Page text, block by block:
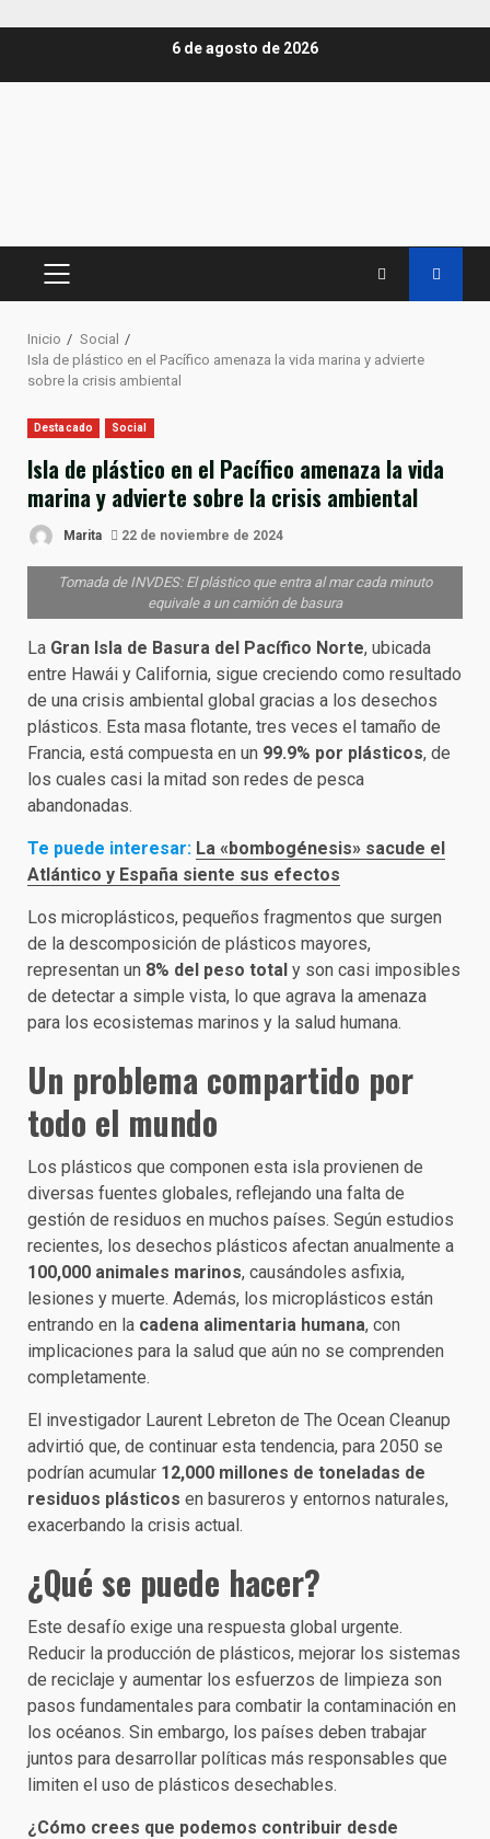
6 de agosto de 2026
MENÚ
Inicio
Social
Isla de plástico en el Pacífico amenaza la vida marina y advierte
sobre la crisis ambiental
Destacado Social
Isla de plástico en el Pacífico amenaza la vida
marina y advierte sobre la crisis ambiental
Marita 22 de noviembre de 2024
Tomada de INVDES: El plástico que entra al mar cada minuto
equivale a un camión de basura
La Gran Isla de Basura del Pacífico Norte, ubicada
entre Hawái y California, sigue creciendo como resultado
de una crisis ambiental global gracias a los desechos
plásticos. Esta masa flotante, tres veces el tamaño de
Francia, está compuesta en un 99.9% por plásticos, de
los cuales casi la mitad son redes de pesca
abandonadas.
Te puede interesar: La «bombogénesis» sacude el
Atlántico y España siente sus efectos
Los microplásticos, pequeños fragmentos que surgen
de la descomposición de plásticos mayores,
representan un 8% del peso total y son casi imposibles
de detectar a simple vista, lo que agrava la amenaza
para los ecosistemas marinos y la salud humana.
Un problema compartido por
todo el mundo
Los plásticos que componen esta isla provienen de
diversas fuentes globales, reflejando una falta de
gestión de residuos en muchos países. Según estudios
recientes, los desechos plásticos afectan anualmente a
100,000 animales marinos, causándoles asfixia,
lesiones y muerte. Además, los microplásticos están
entrando en la cadena alimentaria humana, con
implicaciones para la salud que aún no se comprenden
completamente.
El investigador Laurent Lebreton de The Ocean Cleanup
advirtió que, de continuar esta tendencia, para 2050 se
podrían acumular 12,000 millones de toneladas de
residuos plásticos en basureros y entornos naturales,
exacerbando la crisis actual.
¿Qué se puede hacer?
Este desafío exige una respuesta global urgente.
Reducir la producción de plásticos, mejorar los sistemas
de reciclaje y aumentar los esfuerzos de limpieza son
pasos fundamentales para combatir la contaminación en
los océanos. Sin embargo, los países deben trabajar
juntos para desarrollar políticas más responsables que
limiten el uso de plásticos desechables.
¿Cómo crees que podemos contribuir desde